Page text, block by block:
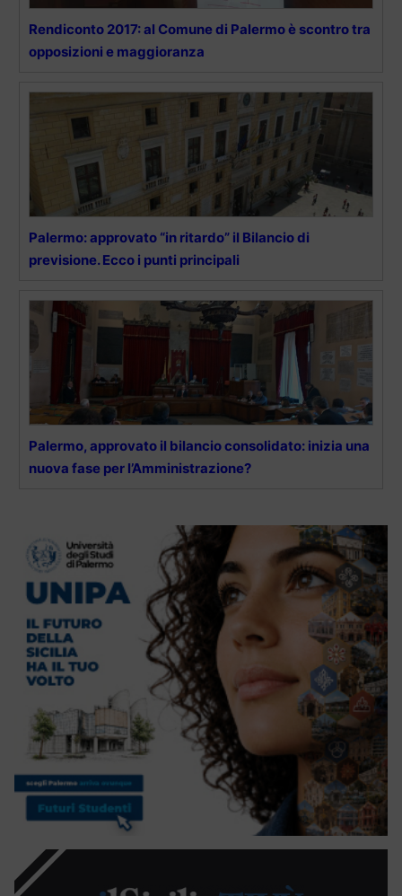
Rendiconto 2017: al Comune di Palermo è scontro tra
opposizioni e maggioranza
Palermo: approvato “in ritardo” il Bilancio di
previsione. Ecco i punti principali
Palermo, approvato il bilancio consolidato: inizia una
nuova fase per l’Amministrazione?